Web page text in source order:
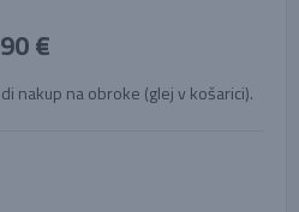
€
nakup na obroke (glej v košarici).